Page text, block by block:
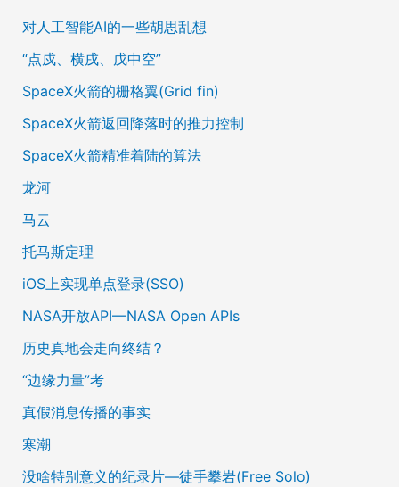
对人工智能AI的一些胡思乱想
“点戍、横戌、戊中空”
SpaceX火箭的栅格翼(Grid fin)
SpaceX火箭返回降落时的推力控制
SpaceX火箭精准着陆的算法
龙河
马云
托马斯定理
iOS上实现单点登录(SSO)
NASA开放API—NASA Open APIs
历史真地会走向终结？
“边缘力量”考
真假消息传播的事实
寒潮
没啥特别意义的纪录片—徒手攀岩(Free Solo)